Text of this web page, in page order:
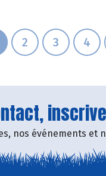
2 3 4
nos événements et